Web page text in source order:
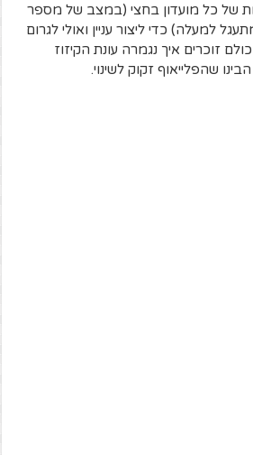
של כל מועדון בחצי (במצב של מספר
למעלה) כדי ליצור עניין ואולי לגרום
זוכרים איך נגמרה עונת הקיזוז
שהפלייאוף זקוק לשינוי.